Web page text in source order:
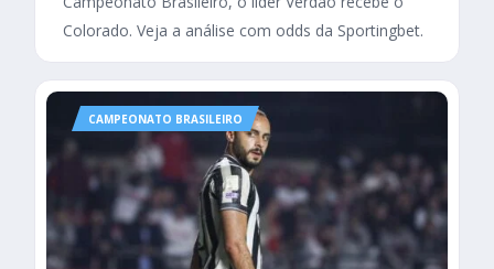
Colorado. Veja a análise com odds da Sportingbet.
CAMPEONATO BRASILEIRO